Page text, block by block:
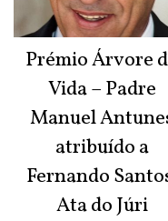
Prémio Árvore
Vida – Padre
Manuel
atribuído a
Fernando
Ata do Júri